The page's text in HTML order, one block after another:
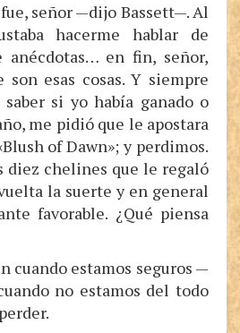
señor —dijo Bassett—. Al
hacerme hablar de
anécdotas… en fin, señor,
son esas cosas. Y siempre
si yo había ganado o
me pidió que le apostara
of Dawn»; y perdimos.
diez chelines que le regaló
la suerte y en general
favorable. ¿Qué piensa
cuando estamos seguros —
no estamos del todo